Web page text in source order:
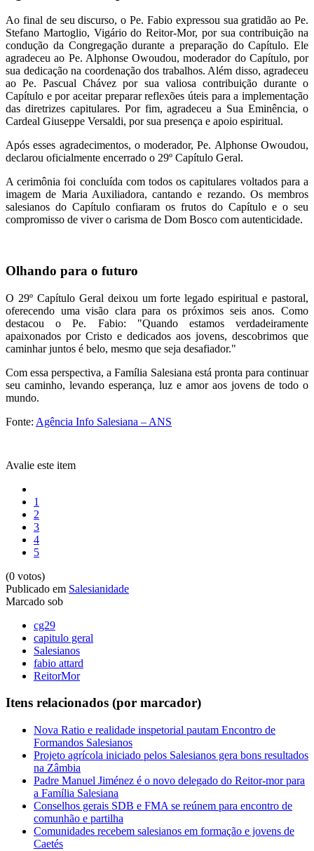
Ao final de seu discurso, o Pe. Fabio expressou sua gratidão ao Pe.
Stefano Martoglio, Vigário do Reitor-Mor, por sua contribuição na
condução da Congregação durante a preparação do Capítulo. Ele
agradeceu ao Pe. Alphonse Owoudou, moderador do Capítulo, por
sua dedicação na coordenação dos trabalhos. Além disso, agradeceu
ao Pe. Pascual Chávez por sua valiosa contribuição durante o
Capítulo e por aceitar preparar reflexões úteis para a implementação
das diretrizes capitulares. Por fim, agradeceu a Sua Eminência, o
Cardeal Giuseppe Versaldi, por sua presença e apoio espiritual.
Após esses agradecimentos, o moderador, Pe. Alphonse Owoudou,
declarou oficialmente encerrado o 29º Capítulo Geral.
A cerimônia foi concluída com todos os capitulares voltados para a
imagem de Maria Auxiliadora, cantando e rezando. Os membros
salesianos do Capítulo confiaram os frutos do Capítulo e o seu
compromisso de viver o carisma de Dom Bosco com autenticidade.
Olhando para o futuro
O 29º Capítulo Geral deixou um forte legado espiritual e pastoral,
oferecendo uma visão clara para os próximos seis anos. Como
destacou o Pe. Fabio: "Quando estamos verdadeiramente
apaixonados por Cristo e dedicados aos jovens, descobrimos que
caminhar juntos é belo, mesmo que seja desafiador."
Com essa perspectiva, a Família Salesiana está pronta para continuar
seu caminho, levando esperança, luz e amor aos jovens de todo o
mundo.
Fonte: Agência Info Salesiana – ANS
Avalie este item
1
2
3
4
5
(0 votos)
Publicado em Salesianidade
Marcado sob
cg29
capitulo geral
Salesianos
fabio attard
ReitorMor
Itens relacionados (por marcador)
Nova Ratio e realidade inspetorial pautam Encontro de
Formandos Salesianos
Projeto agrícola iniciado pelos Salesianos gera bons resultados
na Zâmbia
Padre Manuel Jiménez é o novo delegado do Reitor-mor para
a Família Salesiana
Conselhos gerais SDB e FMA se reúnem para encontro de
comunhão e partilha
Comunidades recebem salesianos em formação e jovens de
Caetés